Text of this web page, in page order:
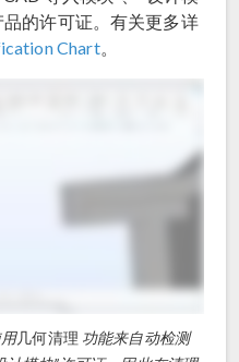
的许可证。有关更多详
Chart。
几何清理 功能来自动检测